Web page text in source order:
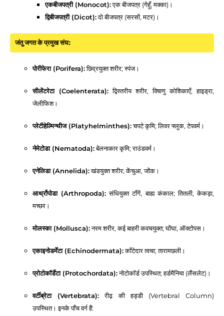
एकबीजपत्री (Monocot):एक बीजपत्र (गेहूँ, मक्का)।
द्विबीजपत्री (Dicot):दो बीजपत्र (सरसों, मटर)।
जंतु जगत के प्रमुख संघ:
पोरीफेरा (Porifera):छिद्रयुक्त शरीर; स्पंज।
सीलेंटरेटा (Coelenterata): द्विस्तरीय शरीर, विषाणु कोशिकाएँ; हाइड्रा,
जेलीफिश।
प्लेटीहेल्मिन्थीज (Platyhelminthes):चपटे कृमि; लिवर फ्लूक, टेपवर्म।
नेमेटोडा (Nematoda):बेलनाकार कृमि; राउंडवर्म।
एनेलिडा (Annelida):खंडयुक्त शरीर; केंचुआ, जोंक।
आर्थ्रोपोडा (Arthropoda): संधियुक्त टाँगें, बाह्य कंकाल; तितली, केकड़ा,
मच्छर।
मोलस्का (Mollusca):नरम शरीर, कई बाहरी कवचयुक्त; घोंघा, ऑक्टोपस।
एकाइनोडर्मेटा (Echinodermata):काँटेदार त्वचा; तारामछली।
प्रोटोकॉर्डेटा (Protochordata):नोटोकॉर्ड उपस्थित; हर्डमैनिया (लैंसलेट)।
वर्टीब्रेटा (Vertebrata): रीढ़ की हड्डी (Vertebral Column)
उपस्थित। इनके पाँच वर्ग हैं: